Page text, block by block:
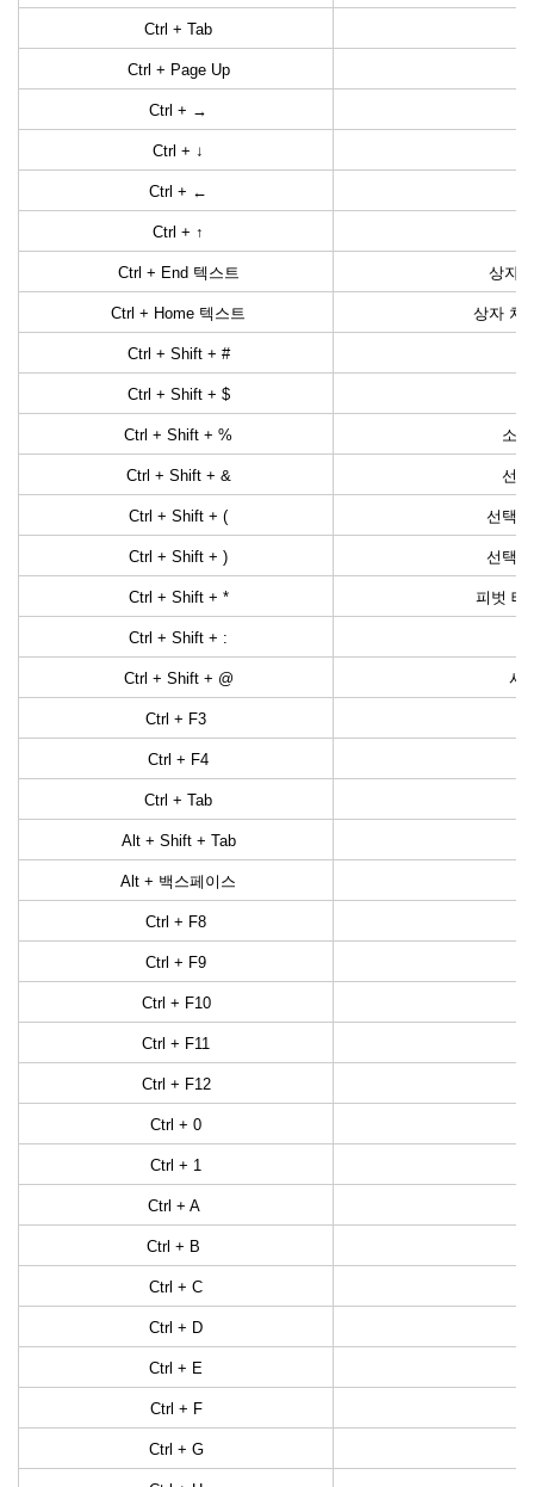
Ctrl + Tab
Ctrl + Page Up
Ctrl + →
Ctrl + ↓
Ctrl + ←
Ctrl + ↑
Ctrl + End 텍스트 상자
Ctrl + Home 텍스트 상자 처
Ctrl + Shift + #
Ctrl + Shift + $
Ctrl + Shift + % 소
Ctrl + Shift + & 선
Ctrl + Shift + ( 선택
Ctrl + Shift + ) 선택
Ctrl + Shift + * 피벗 테
Ctrl + Shift + :
Ctrl + Shift + @ 시
Ctrl + F3
Ctrl + F4
Ctrl + Tab
Alt + Shift + Tab
Alt + 백스페이스
Ctrl + F8
Ctrl + F9
Ctrl + F10
Ctrl + F11
Ctrl + F12
Ctrl + 0
Ctrl + 1
Ctrl + A
Ctrl + B
Ctrl + C
Ctrl + D
Ctrl + E
Ctrl + F
Ctrl + G